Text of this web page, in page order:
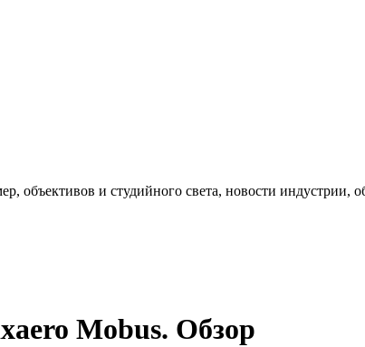
объективов и студийного света, новости индустрии,
Mobus. Обзор